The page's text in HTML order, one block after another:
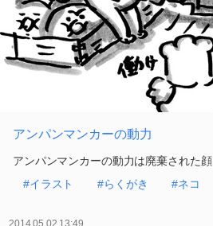
アンパンマンカーの動力
アンパンマンカーの動力は廃棄された顔
#イラスト
#らくがき #ネコ
2014.05.02 13:49